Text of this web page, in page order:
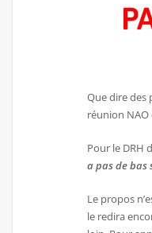
Que dire des
réunion NAO
Pour le DRH
a pas de bas
Le propos
le redira